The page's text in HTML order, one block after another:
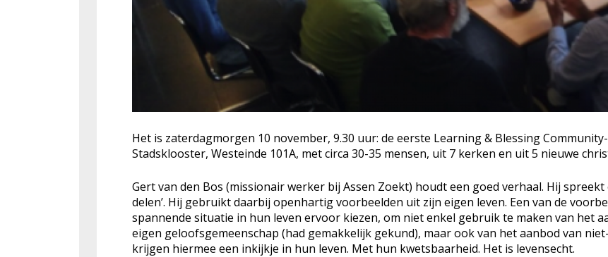
Het is zaterdagmorgen 10 november, 9.30 uur: de eerste Learning & Blessing
Stadsklooster, Westeinde 101A, met circa 30-35 mensen, uit 7 kerken en uit 5 nieuwe
Gert van den Bos (missionair werker bij Assen Zoekt) houdt een goed verhaal. Hij spreekt
delen’. Hij gebruikt daarbij openhartig voorbeelden uit zijn eigen leven. Een van de
spannende situatie in hun leven ervoor kiezen, om niet enkel gebruik te maken van het
eigen geloofsgemeenschap (had gemakkelijk gekund), maar ook van het aanbod van
krijgen hiermee een inkijkje in hun leven. Met hun kwetsbaarheid. Het is levensecht.